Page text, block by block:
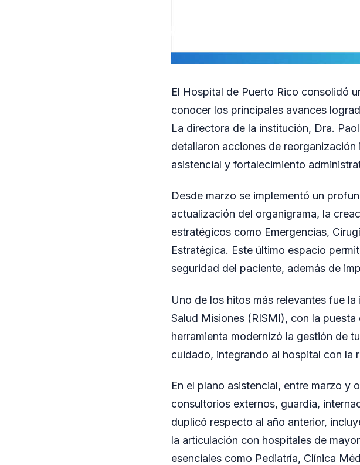
El Hospital de Puerto Rico consolidó
conocer los principales avances
La directora de la institución, Dra.
detallaron acciones de
asistencial y fortalecimiento
Desde marzo se implementó un
actualización del organigrama, la
estratégicos como Emergencias,
Estratégica. Este último espacio
seguridad del paciente, además de
Uno de los hitos más relevantes fue
Salud Misiones (RISMI), con la
herramienta modernizó la gestión de
cuidado, integrando al hospital con la
En el plano asistencial, entre marzo y
consultorios externos, guardia,
duplicó respecto al año anterior,
la articulación con hospitales de
esenciales como Pediatría, Clínica